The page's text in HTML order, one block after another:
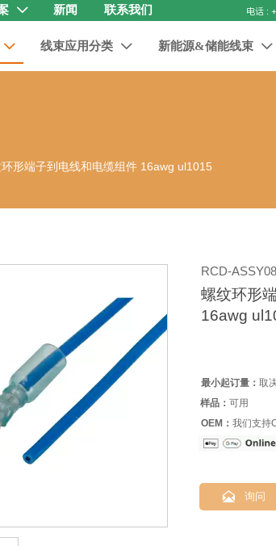
 新闻 联系我们
 线束应用分类  新能源&储能线束 
形端子到电线和电缆组件 16awg ul1015
RCD-
螺纹环形
16awg
最小起订量： 取
样品：可用
OEM： 我们支持
 询问